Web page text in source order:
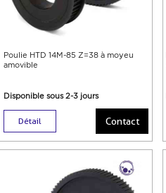
Poulie HTD 14M-85 Z=38 à moyeu
amovible
Disponible sous 2-3 jours
Détail Contact